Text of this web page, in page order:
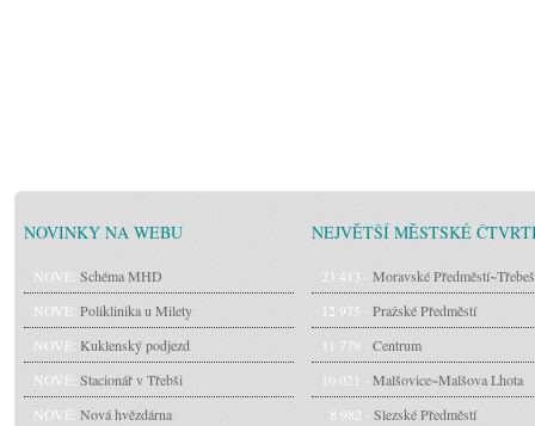
NOVINKY NA WEBU
NOVÉ: Schéma MHD
NOVÉ: Poliklinika u Milety
NOVÉ: Kuklenský podjezd
NOVÉ: Stacionář v Třebši
NOVÉ: Nová hvězdárna
NEJVĚTŠÍ MĚSTSKÉ
23 413 - Moravské Předměstí~Třebeš
12 975 - Pražské Předměstí
11 779 - Centrum
10 021 - Malšovice~Malšova Lhota
8 982 - Slezské Předměstí